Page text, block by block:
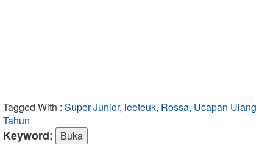
Tagged With : Super Junior, leeteuk, Rossa, Ucapan Ulang
Tahun
Keyword: